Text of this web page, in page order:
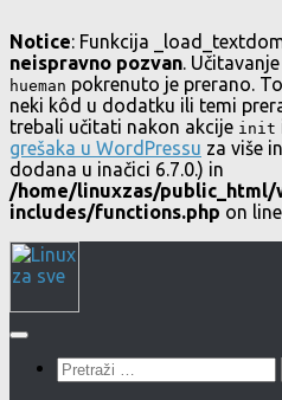
Notice: Funkcija
neispravno pozvan.
hueman pokrenuto je prerano.
neki kôd u dodatku ili temi
trebali učitati nakon akcije init
grešaka u WordPressu za više
dodana u inačici 6.7.0.) in
/home/linuxzas/public_html/
includes/functions.php on line
Skip
to
Pretraži: